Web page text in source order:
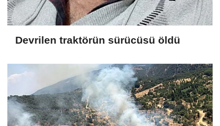
Devrilen traktörün sürücüsü öldü